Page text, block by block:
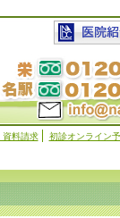
資料請求 初診オンライン